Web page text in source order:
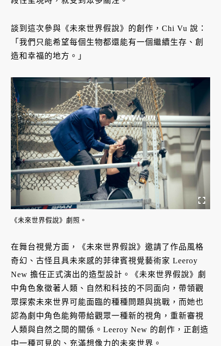
談到這次參與《未來世界假說》的創作，Chi Vu 說：
「我們只能希望每個生物都還能有一個繼續生存、創
造和幸福的地方。」
《未來世界假說》劇照。
在舞台視覺方面，《未來世界假說》邀請了作品風格
奇幻、古怪且具未來感的菲律賓視覺藝術家 Leeroy
New 擔任正式演出的造型設計。《未來世界假說》劇
中角色象徵著人類、自然和科技的不同面向，帶領觀
眾探索未來世界可能面臨的種種問題與挑戰，而她也
認為劇中角色能夠帶給觀眾一種新的視角，重新審視
人類與自然之間的關係。Leeroy New 的創作，正創造
中一種可見的、充滿想像力的未來世界。